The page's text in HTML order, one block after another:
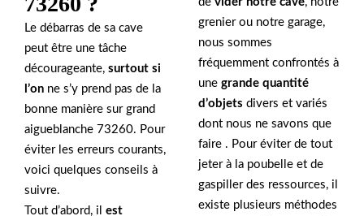
Le débarras de sa cave
peut être une tâche
décourageante, surtout si
l’on ne s’y prend pas de la
bonne manière sur grand
aigueblanche 73260. Pour
éviter les erreurs courants,
voici quelques conseils à
suivre.
Tout d’abord, il est
grenier ou notre garage,
nous sommes
fréquemment confrontés à
une grande quantité
d’objets divers et variés
dont nous ne savons que
faire . Pour éviter de tout
jeter à la poubelle et de
gaspiller des ressources, il
existe plusieurs méthodes